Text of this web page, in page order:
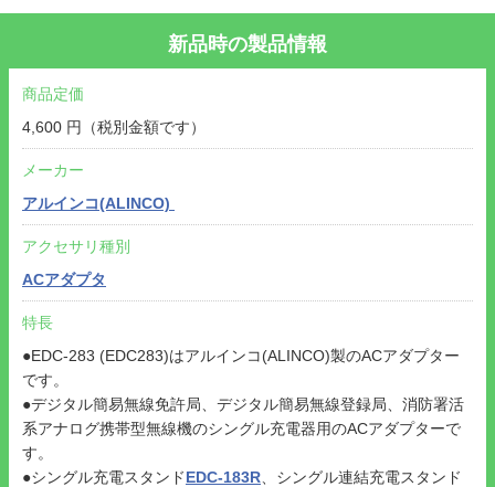
新品時の製品情報
商品定価
4,600 円（税別金額です）
メーカー
アルインコ(ALINCO)
アクセサリ種別
ACアダプタ
特長
●EDC-283 (EDC283)はアルインコ(ALINCO)製のACアダプター
です。
●デジタル簡易無線免許局、デジタル簡易無線登録局、消防署活
系アナログ携帯型無線機のシングル充電器用のACアダプターで
す。
●シングル充電スタンドEDC-183R 、シングル連結充電スタンド